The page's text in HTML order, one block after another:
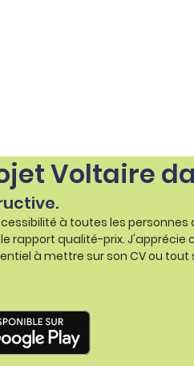
Voltaire
à toutes les personnes
rapport qualité-prix.
à mettre sur son CV ou